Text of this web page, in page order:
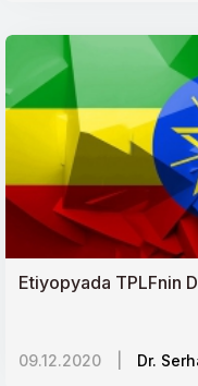
Etiyopyada TPLFnin
09.12.2020 Dr.